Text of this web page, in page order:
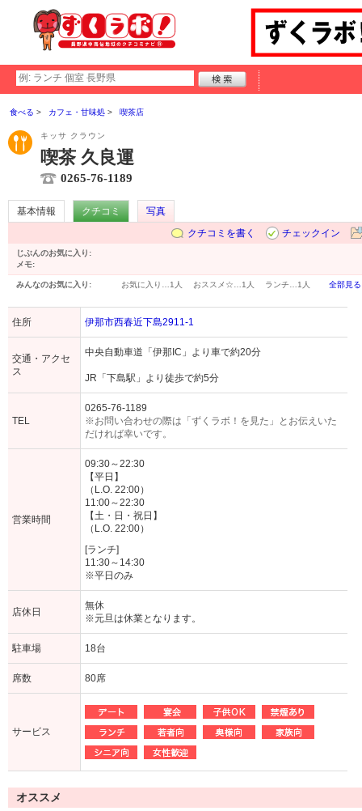
食べる カフェ・甘味処 喫茶店
キッサ クラウン
喫茶 久良運
0265-76-1189
基本情報 クチコミ
写真
クチコミを書く
チェックイン
じぶんのお気に入り:
メモ:
みんなのお気に入り: お気に入り… 1人 おススメ☆… 1人 ランチ… 1人 全部見る
住所 伊那市西春近下島2911-1
交通・アクセ
ス
中央自動車道「伊那IC」より車で約20分
JR「下島駅」より徒歩で約5分
TEL
0265-76-1189
※お問い合わせの際は「ずくラボ！を見た」とお伝えいた
だければ幸いです。
営業時間
09:30～22:30
【平日】
（L.O. 22:00）
11:00～22:30
【土・日・祝日】
（L.O. 22:00）
[ランチ]
11:30～14:30
※平日のみ
店休日
無休
※元旦は休業となります。
駐車場 18台
席数 80席
サービス
オススメ